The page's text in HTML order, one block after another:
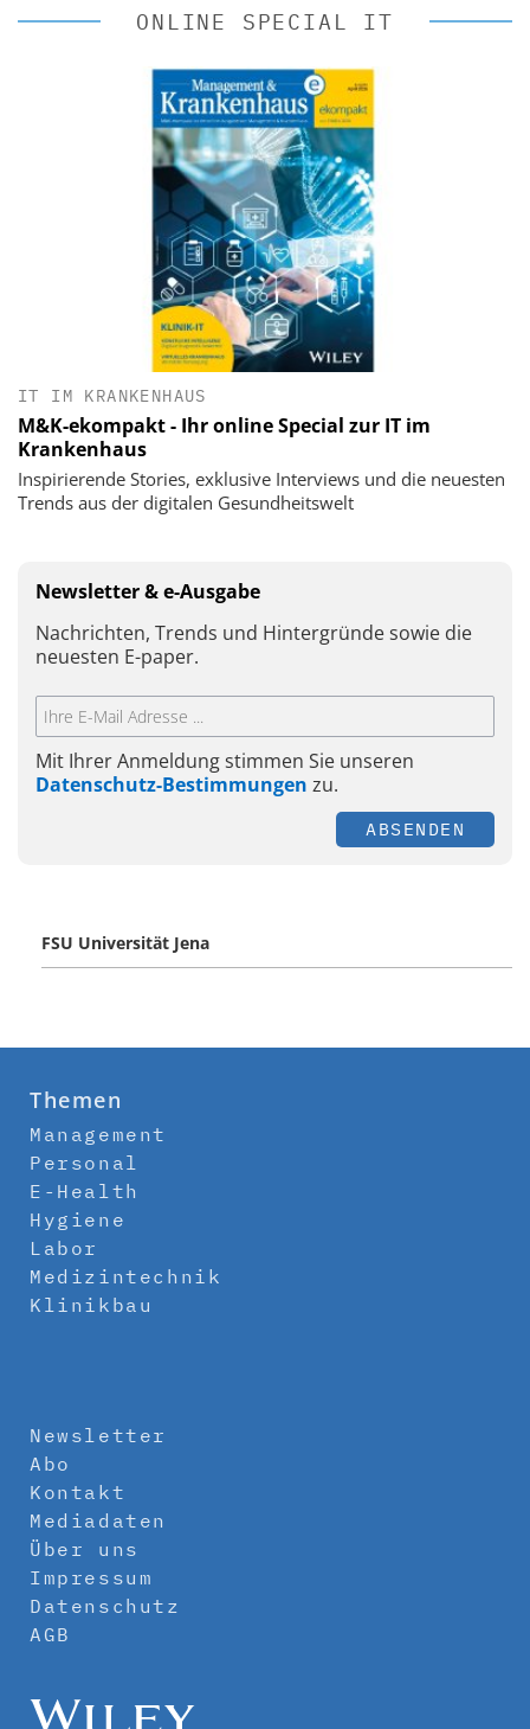
ONLINE SPECIAL IT
IT IM KRANKENHAUS
M&K-ekompakt - Ihr online Special zur IT im
Krankenhaus
Inspirierende Stories, exklusive Interviews und die neuesten
Trends aus der digitalen Gesundheitswelt
Newsletter & e-Ausgabe
Nachrichten, Trends und Hintergründe sowie die
neuesten E-paper.
Mit Ihrer Anmeldung stimmen Sie unseren
Datenschutz-Bestimmungen zu.
ABSENDEN
FSU Universität Jena
Themen
Management
Personal
E-Health
Hygiene
Labor
Medizintechnik
Klinikbau
Newsletter
Abo
Kontakt
Mediadaten
Über uns
Impressum
Datenschutz
AGB